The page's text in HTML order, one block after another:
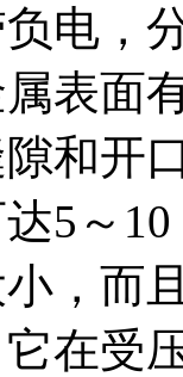
电，
表面
和开
5～
，而
在受